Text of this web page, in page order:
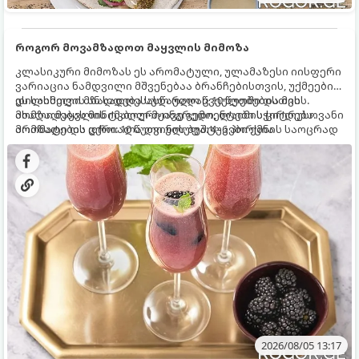
როგორ მოვამზადოთ მაყვლის მიმოზა
კლასიკური მიმოზას ეს არომატული, ულამაზესი იისფერი
ვარიაცია ნამდვილი მშვენებაა ბრანჩებისთვის, უქმეების
დილისთვის ან სადღესასწაულო წვეულებებისთვის.
ახალი მაყვლის ტკბილ-მჟავე გემო, ლაიმის ციტრუსოვანი
არომატი და ცქრიალა ღვინის ბუშტუკები ქმნის საოცრად
დახვეწილ და მაგრილებელ კოქტეილს.
ეს სასმელი მზადდება სულ რაღაც 10 წუთში და მის
მომზადებას მინიმალური ინგრედიენტები სჭირდება.
მომზადების დრო: 10 წუთი ულუფა: 4–6 პორცია
2026/08/05 13:17